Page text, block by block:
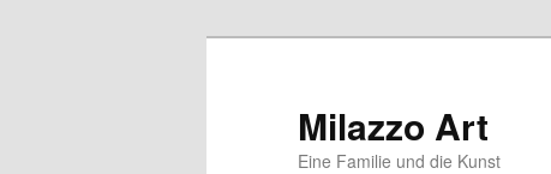
Milazzo Art
Eine Familie und die Kunst